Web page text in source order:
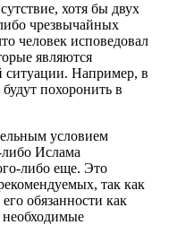
хотя бы двух
чрезвычайных
человек исповедовал
являются
ситуации. Например, в
похоронить в
условием
Ислама
либо еще. Это
так как
обязанности как
необходимые